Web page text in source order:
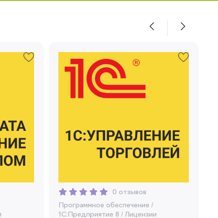
0 отзывов
Программное обеспечение /
1C:Предприятие 8 / Лицензии